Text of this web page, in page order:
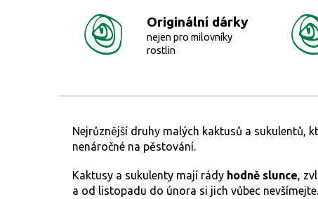
Originální dárky
nejen pro milovníky
rostlin
Nejrůznější druhy malých kaktusů a sukulentů,
nenáročné na pěstování.
Kaktusy a sukulenty mají rády hodně slunce,
a od listopadu do února si jich vůbec